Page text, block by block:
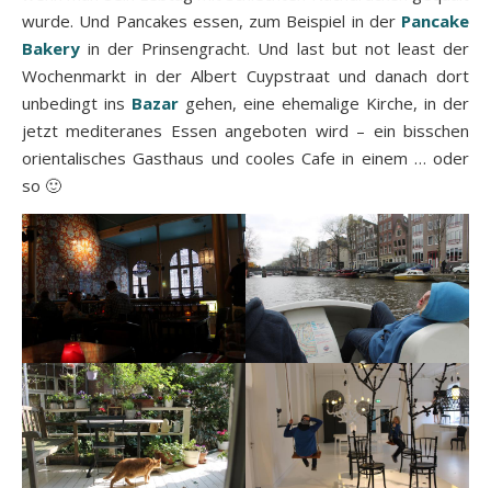
wurde. Und Pancakes essen, zum Beispiel in der Pancake
Bakery in der Prinsengracht. Und last but not least der
Wochenmarkt in der Albert Cuypstraat und danach dort
unbedingt ins Bazar gehen, eine ehemalige Kirche, in der
jetzt mediteranes Essen angeboten wird – ein bisschen
orientalisches Gasthaus und cooles Cafe in einem … oder
so 🙂